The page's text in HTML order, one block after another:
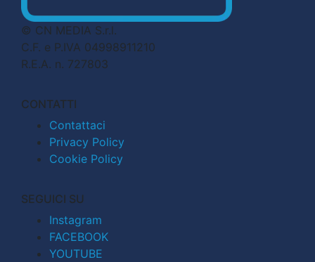
© CN MEDIA S.r.l.
C.F. e P.IVA 04998911210
R.E.A. n. 727803
CONTATTI
Contattaci
Privacy Policy
Cookie Policy
SEGUICI SU
Instagram
FACEBOOK
YOUTUBE